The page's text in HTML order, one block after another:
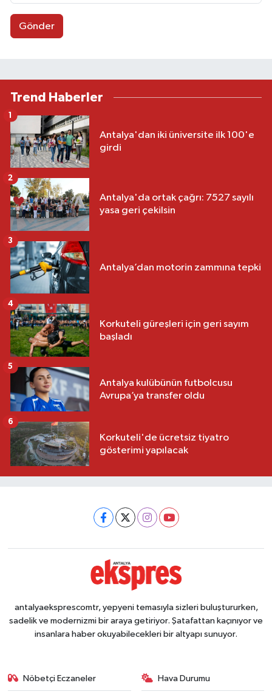
Gönder
Trend Haberler
Antalya'dan iki üniversite ilk 100'e
girdi
1
Antalya'da ortak çağrı: 7527 sayılı
yasa geri çekilsin
2
Antalya’dan motorin zammına tepki
3
Korkuteli güreşleri için geri sayım
başladı
4
Antalya kulübünün futbolcusu
Avrupa’ya transfer oldu
5
Korkuteli'de ücretsiz tiyatro
gösterimi yapılacak
6
antalyaeksprescomtr, yepyeni temasıyla sizleri buluştururken,
sadelik ve modernizmi bir araya getiriyor. Şatafattan kaçınıyor ve
insanlara haber okuyabilecekleri bir altyapı sunuyor.
Nöbetçi Eczaneler Hava Durumu